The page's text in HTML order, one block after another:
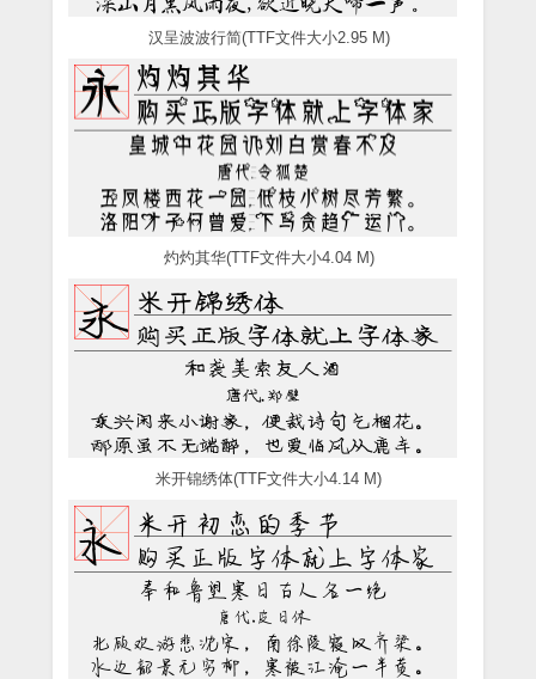
汉呈波波行简(TTF文件大小2.95 M)
灼灼其华(TTF文件大小4.04 M)
米开锦绣体(TTF文件大小4.14 M)